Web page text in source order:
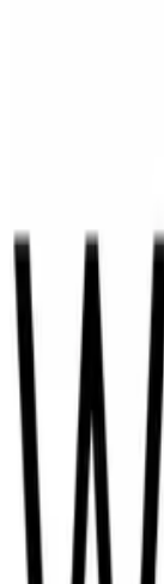
适合商场、酒店
页面顶部 PDF 为
证、安装、对比
要点
ANAB、
嵌入式（
控尘、防滑
铝底座、尼
卡式结构便
印度本地供
MAJOR
主要客户